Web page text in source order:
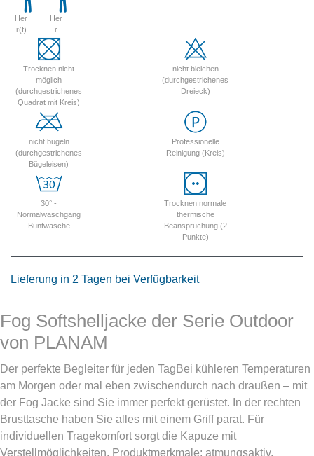
Her
r(f)
Her
r
Trocknen nicht
möglich
(durchgestrichenes
Quadrat mit Kreis)
nicht bleichen
(durchgestrichenes
Dreieck)
nicht bügeln
(durchgestrichenes
Bügeleisen)
Professionelle
Reinigung (Kreis)
30° -
Normalwaschgang
Buntwäsche
Trocknen normale
thermische
Beanspruchung (2
Punkte)
Lieferung in 2 Tagen bei Verfügbarkeit
Fog Softshelljacke der Serie Outdoor
von PLANAM
Der perfekte Begleiter für jeden TagBei kühleren Temperaturen
am Morgen oder mal eben zwischendurch nach draußen – mit
der Fog Jacke sind Sie immer perfekt gerüstet. In der rechten
Brusttasche haben Sie alles mit einem Griff parat. Für
individuellen Tragekomfort sorgt die Kapuze mit
Verstellmöglichkeiten. Produktmerkmale: atmungsaktiv,